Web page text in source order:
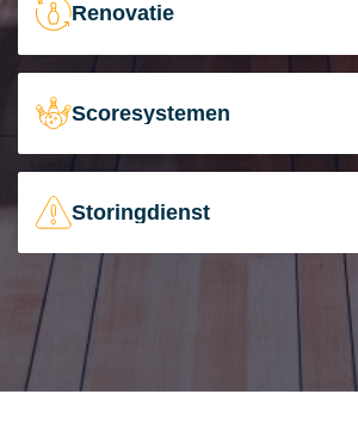
Renovatie
Scoresystemen
Storingdienst